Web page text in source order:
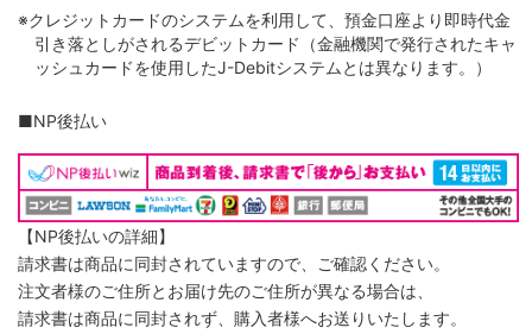
※クレジットカードのシステムを利用して、預金口座より即時代金
引き落としがされるデビットカード（金融機関で発行されたキャ
ッシュカードを使用したJ-Debitシステムとは異なります。）
■NP後払い
【NP後払いの詳細】
請求書は商品に同封されていますので、ご確認ください。
注文者様のご住所とお届け先のご住所が異なる場合は、
請求書は商品に同封されず、購入者様へお送りいたします。